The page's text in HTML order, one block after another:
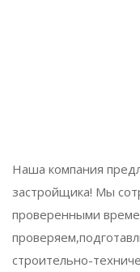
Наша компания
застройщика! Мы
проверенными
строительно-